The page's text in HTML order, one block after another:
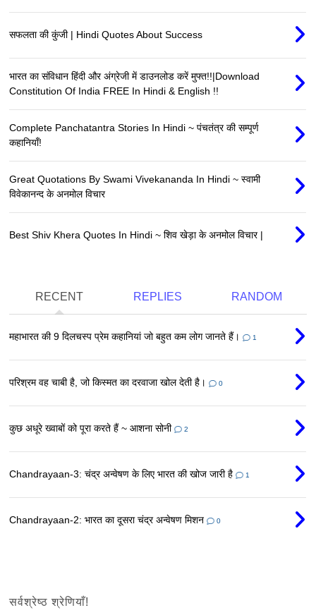
सफलता की कुंजी | Hindi Quotes About Success
भारत का संविधान हिंदी और अंग्रेजी में डाउनलोड करें मुफ्त!!|Download
Constitution Of India FREE In Hindi & English !!
Complete Panchatantra Stories In Hindi ~ पंचतंत्र की सम्पूर्ण
कहानियाँ!
Great Quotations By Swami Vivekananda In Hindi ~ स्वामी
विवेकानन्द के अनमोल विचार
Best Shiv Khera Quotes In Hindi ~ शिव खेड़ा के अनमोल विचार |
RECENT REPLIES RANDOM
महाभारत की 9 दिलचस्प प्रेम कहानियां जो बहुत कम लोग जानते हैं। 1
परिश्रम वह चाबी है, जो किस्मत का दरवाजा खोल देती है। 0
कुछ अधूरे ख्वाबों को पूरा करते हैं ~ आशना सोनी 2
Chandrayaan-3: चंद्र अन्वेषण के लिए भारत की खोज जारी है 1
Chandrayaan-2: भारत का दूसरा चंद्र अन्वेषण मिशन 0
सर्वश्रेष्ठ श्रेणियाँ!